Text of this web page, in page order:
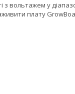
з вольтажем у
плату